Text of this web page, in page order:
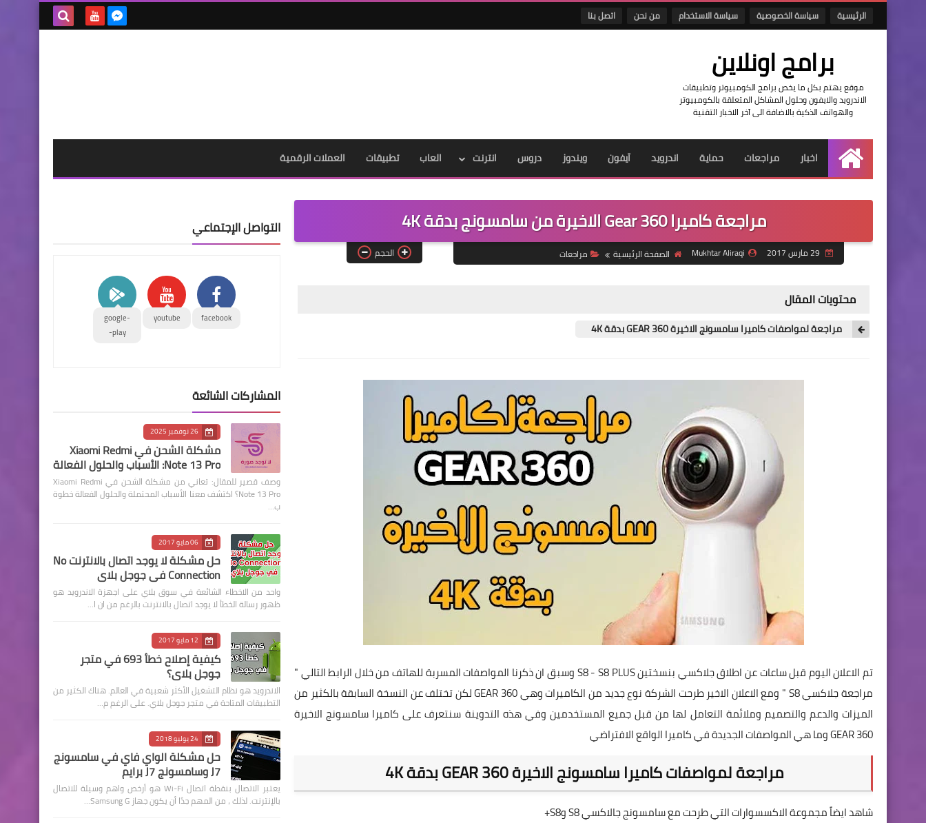
الرئيسية سياسة الخصوصية سياسة الاستخدام من نحن اتصل بنا
برامج اونلاين
موقع يهتم بكل ما يخص برامج الكومبيوتر وتطبيقات
الاندرويد والايفون وحلول المشاكل المتعلقة بالكومبيوتر
والهواتف الذكية بالاضافة الى آخر الاخبار التقنية
الرئيسية
اخبار مراجعات حماية اندرويد آيفون ويندوز دروس انترنت العاب تطبيقات العملات الرقمية
مراجعة كاميرا Gear 360 الاخيرة من سامسونج بدقة 4K
Mukhtar Aliraqi الصفحة الرئيسية مراجعات الحجم
محتويات المقال
مراجعة لمواصفات كاميرا سامسونج الاخيرة GEAR 360 بدقة 4K
تم الاعلان اليوم قبل ساعات عن اطلاق جلاكسي بنسختين S8 - S8 PLUS وسبق ان ذكرنا المواصفات المسربة للهاتف من خلال الرابط التالي "
مراجعة جلاكسي S8
" ومع الاعلان الاخير طرحت الشركة نوع جديد من الكاميرات وهي GEAR 360 لكن تختلف عن النسخة السابقة بالكثير من
الميزات والدعم والتصميم وملائمة التعامل لها من قبل جميع المستخدمين وفي هذه التدوينة سنتعرف على كاميرا سامسونج الاخيرة
GEAR 360 وما هي المواصفات الجديدة في كاميرا الواقع الافتراضي
مراجعة لمواصفات كاميرا سامسونج الاخيرة GEAR 360 بدقة 4K
شاهد ايضاً مجموعة الاكسسوارات التي طرحت مع سامسونج جالاكسي S8 وS8+
التواصل الإجتماعي
facebook
youtube
google-
play-
المشاركات الشائعة
26 نوفمبر 2025
مشكلة الشحن في Xiaomi Redmi
Note 13 Pro: الأسباب والحلول الفعالة
وصف قصير للمقال: تعاني من مشكلة الشحن في Xiaomi Redmi
Note 13 Pro؟ اكتشف معنا الأسباب المحتملة والحلول الفعالة خطوة
ب…
06 مايو 2017
حل مشكلة لا يوجد اتصال بالانترنت No
Connection في جوجل بلاي
واحد من الاخطاء الشائعة في سوق بلاي على اجهزة الاندرويد هو
ظهور رسالة الخطأ لا يوجد اتصال بالانترنت بالرغم من ان ا…
12 مايو 2017
كيفية إصلاح خطأ 693 في متجر
جوجل بلاي؟
الاندرويد هو نظام التشغيل الأكثر شعبية في العالم. هناك الكثير من
التطبيقات المتاحة في متجر جوجل بلاي. على الرغم م…
24 يوليو 2018
حل مشكلة الواي فاي في سامسونج
J7 وسامسونج J7 برايم
يعتبر الاتصال بنقطة اتصال Wi-Fi هو أرخص واهم وسيلة للاتصال
بالإنترنت. لذلك ، من المهم جدًا أن يكون جهاز Samsung G…